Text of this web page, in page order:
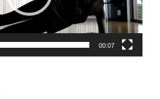
00:07